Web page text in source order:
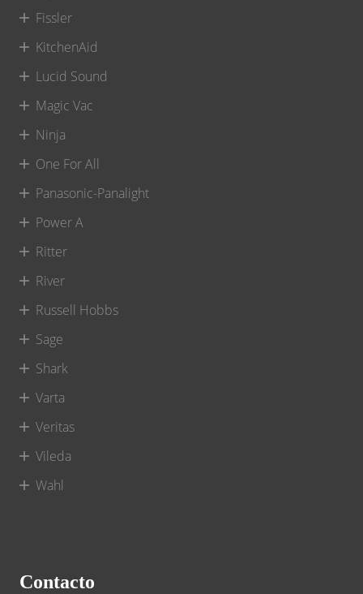
Fissler
KitchenAid
Lucid Sound
Magic Vac
Ninja
One For All
Panasonic-Panalight
Power A
Ritter
River
Russell Hobbs
Sage
Shark
Varta
Veritas
Vileda
Wahl
Contacto